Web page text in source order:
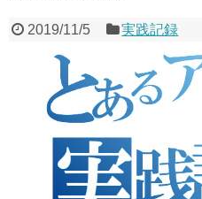
2019/11/5 実践記録